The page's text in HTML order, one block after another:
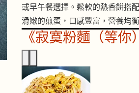
或早午餐選擇。鬆軟的熱香餅搭
滑嫩的煎蛋，口感豐富，營養均
《寂寞粉麵（等你